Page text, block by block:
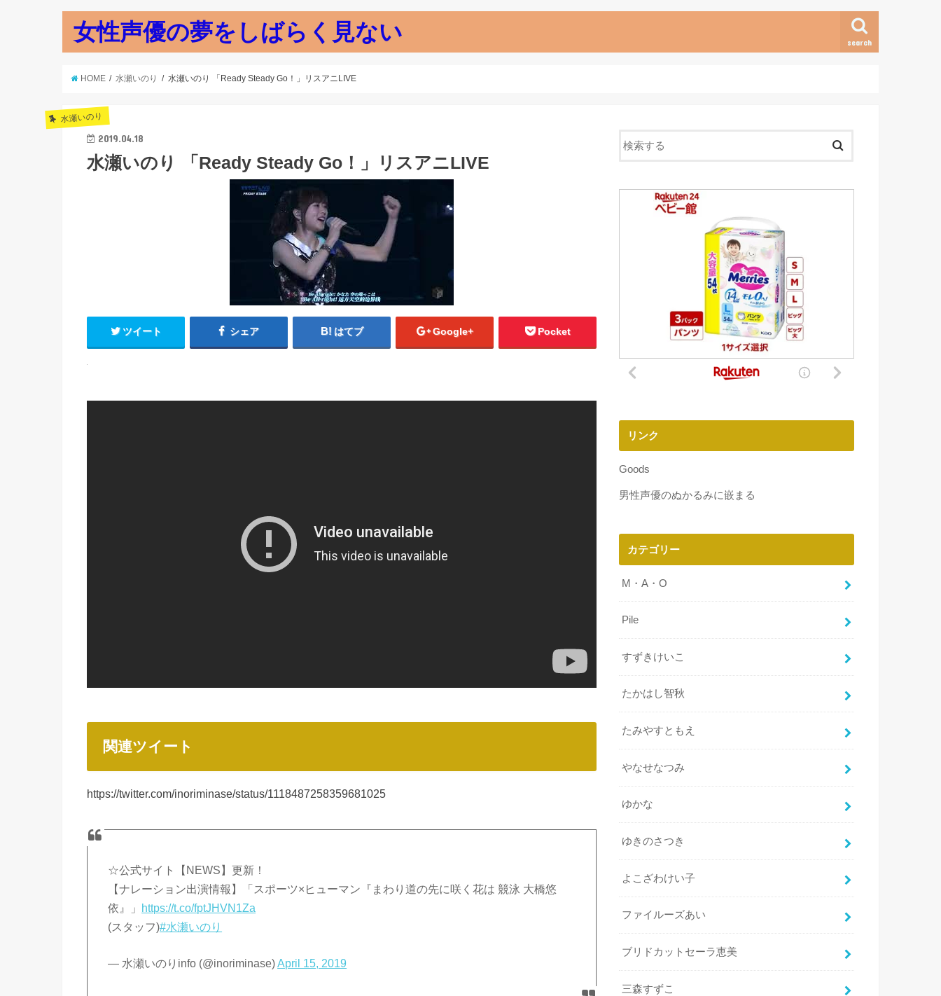
女性声優の夢をしばらく見ない search
HOME 水瀬いのり 水瀬いのり 「Ready Steady Go！」リスアニLIVE
水瀬いのり
2019.04.18
水瀬いのり 「Ready Steady Go！」リスアニLIVE
ツイート シェア はてブ Google+ Pocket
関連ツイート
https://twitter.com/inoriminase/status/1118487258359681025
☆公式サイト【NEWS】更新！
【ナレーション出演情報】「スポーツ×ヒューマン『まわり道の先に咲く花は 競泳 大橋悠
依』」
https://t.co/fptJHVN1Za
(スタッフ)#水瀬いのり
— 水瀬いのりinfo (@inoriminase)April 15, 2019
リンク
Goods
男性声優のぬかるみに嵌まる
カテゴリー
M・A・O
Pile
すずきけいこ
たかはし智秋
たみやすともえ
やなせなつみ
ゆかな
ゆきのさつき
よこざわけい子
ファイルーズあい
ブリドカットセーラ恵美
三森すずこ